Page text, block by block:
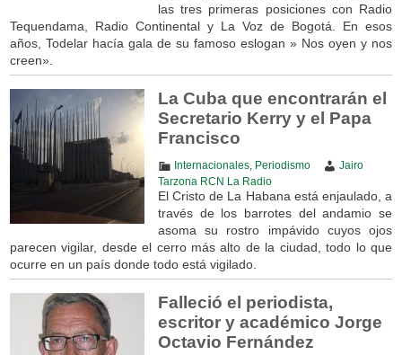
las tres primeras posiciones con Radio
Tequendama, Radio Continental y La Voz de Bogotá. En esos
años, Todelar hacía gala de su famoso eslogan » Nos oyen y nos
creen».
La Cuba que encontrarán el
Secretario Kerry y el Papa
Francisco
Internacionales, Periodismo
Jairo
Tarzona RCN La Radio
El Cristo de La Habana está enjaulado, a
través de los barrotes del andamio se
asoma su rostro impávido cuyos ojos
parecen vigilar, desde el cerro más alto de la ciudad, todo lo que
ocurre en un país donde todo está vigilado.
Falleció el periodista,
escritor y académico Jorge
Octavio Fernández